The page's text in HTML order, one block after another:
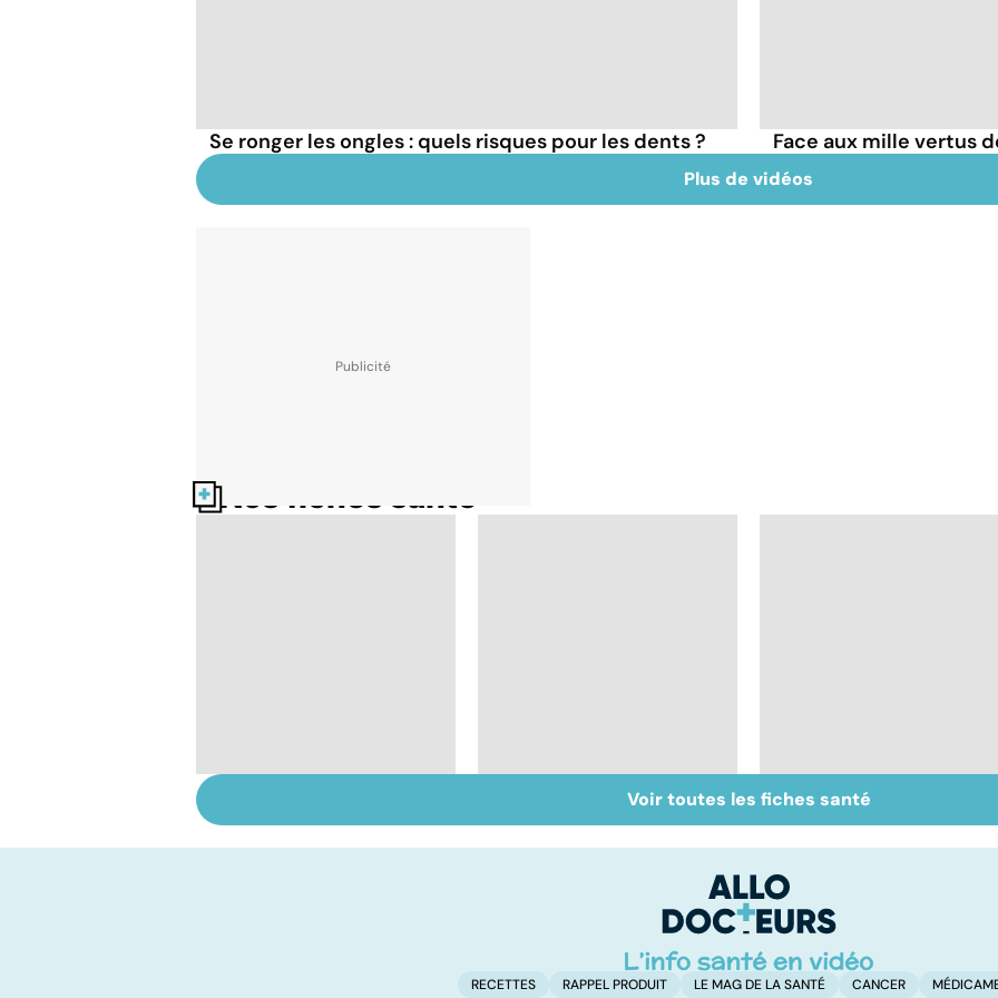
Se ronger les ongles : quels risques pour les dents ? Face aux mille vertus
Plus de vidéos
Nos fiches santé
s'inquiéter ?
Tout savoir sur les
infections
Inflammation des
amygdales : que faire
Voir toutes les fiches santé
RECETTES RAPPEL PRODUIT LE MAG DE LA SANTÉ CANCER